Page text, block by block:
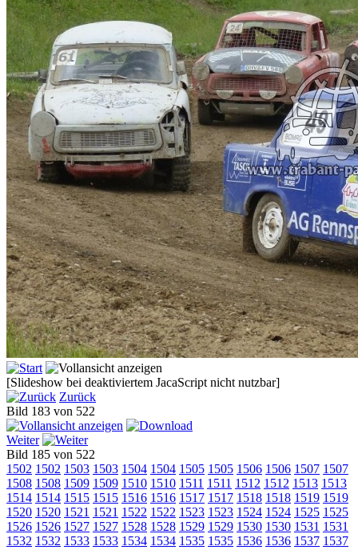
[Slideshow bei deaktiviertem JacaScript nicht nutzbar]
Zurück
Bild 183 von 522
Weiter
Bild 185 von 522
1502 1502 1503 1503 1504 1504 1505 1505 1506 1506 1507 1507
1508 1508 1509 1509 1510 1510 1511 1511 1512 1512 1513 1513
1514 1514 1515 1515 1516 1516 1517 1517 1518 1518 1519 1519
1520 1520 1521 1521 1522 1522 1523 1523 1524 1524 1525 1525
1526 1526 1527 1527 1528 1528 1529 1529 1530 1530 1531 1531
1532 1532 1533 1533 1534 1534 1535 1535 1536 1536 1537 1537